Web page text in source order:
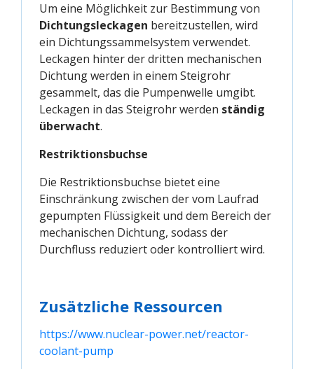
Um eine Möglichkeit zur Bestimmung von
Dichtungsleckagen bereitzustellen, wird
ein Dichtungssammelsystem verwendet.
Leckagen hinter der dritten mechanischen
Dichtung werden in einem Steigrohr
gesammelt, das die Pumpenwelle umgibt.
Leckagen in das Steigrohr werden ständig
überwacht.
Restriktionsbuchse
Die Restriktionsbuchse bietet eine
Einschränkung zwischen der vom Laufrad
gepumpten Flüssigkeit und dem Bereich der
mechanischen Dichtung, sodass der
Durchfluss reduziert oder kontrolliert wird.
Zusätzliche Ressourcen
https://www.nuclear-power.net/reactor-
coolant-pump